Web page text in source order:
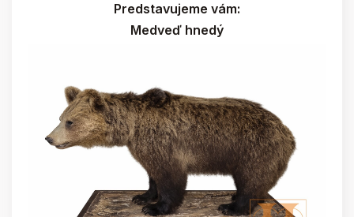
Predstavujeme vám:
Medveď hnedý